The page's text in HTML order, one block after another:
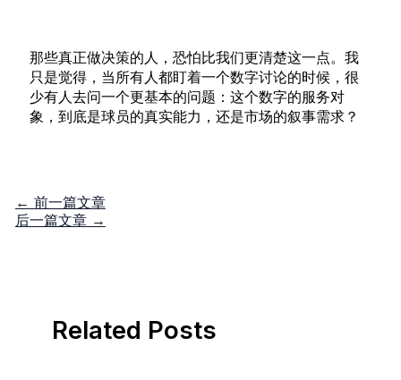
那些真正做决策的人，恐怕比我们更清楚这一点。我
只是觉得，当所有人都盯着一个数字讨论的时候，很
少有人去问一个更基本的问题：这个数字的服务对
象，到底是球员的真实能力，还是市场的叙事需求？
← 前一篇文章
后一篇文章 →
Related Posts